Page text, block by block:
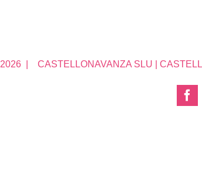
2026 | CASTELLONAVANZA SLU |